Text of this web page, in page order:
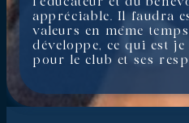
appréciable. Il faudra
valeurs en même
développe, ce qui est
pour le club et ses